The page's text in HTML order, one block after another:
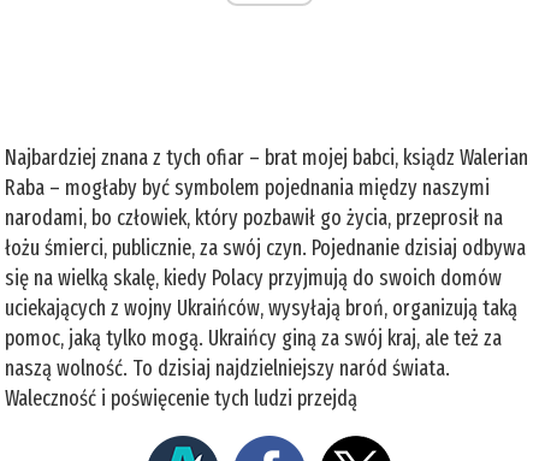
Najbardziej znana z tych ofiar – brat mojej babci, ksiądz Walerian
Raba – mogłaby być symbolem pojednania między naszymi
narodami, bo człowiek, który pozbawił go życia, przeprosił na
łożu śmierci, publicznie, za swój czyn. Pojednanie dzisiaj odbywa
się na wielką skalę, kiedy Polacy przyjmują do swoich domów
uciekających z wojny Ukraińców, wysyłają broń, organizują taką
pomoc, jaką tylko mogą. Ukraińcy giną za swój kraj, ale też za
naszą wolność. To dzisiaj najdzielniejszy naród świata.
Waleczność i poświęcenie tych ludzi przejdą